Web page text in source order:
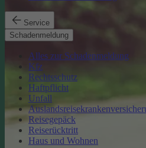
Service
Schadenmeldung
Alles zur Schadenmeldung
Kfz
Rechtsschutz
Haftpflicht
Unfall
Reisegepäck
Reiserücktritt
Haus und Wohnen